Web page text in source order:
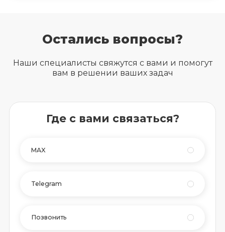
Остались вопросы?
Наши специалисты свяжутся с вами и помогут
вам в решении ваших задач
Где с вами связаться?
MAX
Telegram
Позвонить